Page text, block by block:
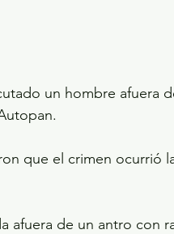
un hombre afuera
que el crimen ocurrió
afuera de un antro con